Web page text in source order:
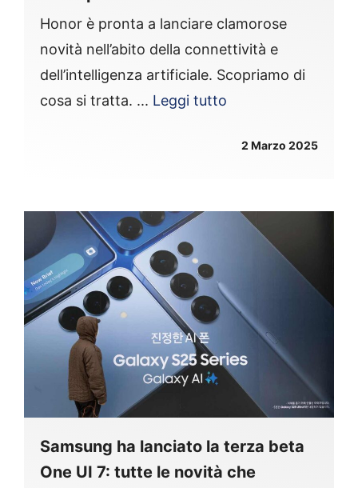
Honor è pronta a lanciare clamorose
novità nell’abito della connettività e
dell’intelligenza artificiale. Scopriamo di
cosa si tratta. ... Leggi tutto
2 Marzo 2025
Samsung ha lanciato la terza beta
One UI 7: tutte le novità che